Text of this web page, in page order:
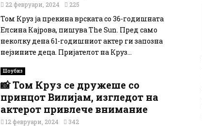
22 февруари, 2024 225
Том Круз ја прекина врската со 36-годишната
Елсина Кајрова, пишува The Sun. Пред само
неколку дена 61-годишниот актер ги запозна
нејзините деца. Пријателот на Круз...
Шоубиз
📸 Том Круз се дружеше со
принцот Вилијам, изгледот на
актерот привлече внимание
12 февруари, 2024 342